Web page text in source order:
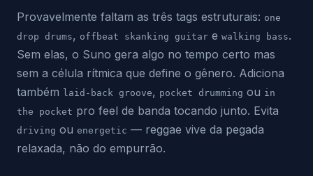
Provavelmente faltam as três tags estruturais: one
drop drums, offbeat skanking guitar e walking bass.
Sem elas, o Suno gera algo no tempo certo mas
sem a célula rítmica que define o gênero. Adiciona
também
laid-back groove, pocket drumming ou in
the pocket pro feel de banda tocando junto. Evita
driving ou energetic — reggae vive da pegada
relaxada, não do empurrão.